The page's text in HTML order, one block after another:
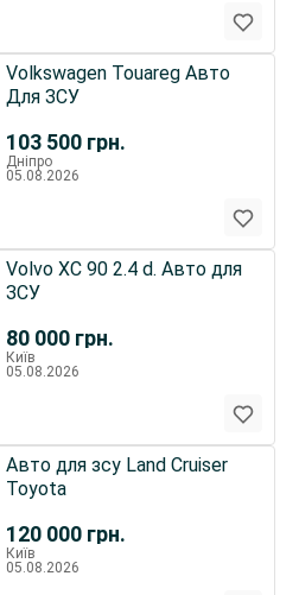
103 500 грн.
Volkswagen Touareg Авто
Для ЗСУ
Дніпро
05.08.2026
80 000 грн.
Volvo XC 90 2.4 d. Авто для
ЗСУ
Київ
05.08.2026
120 000 грн.
Авто для зсу Land Cruiser
Toyota
Київ
05.08.2026